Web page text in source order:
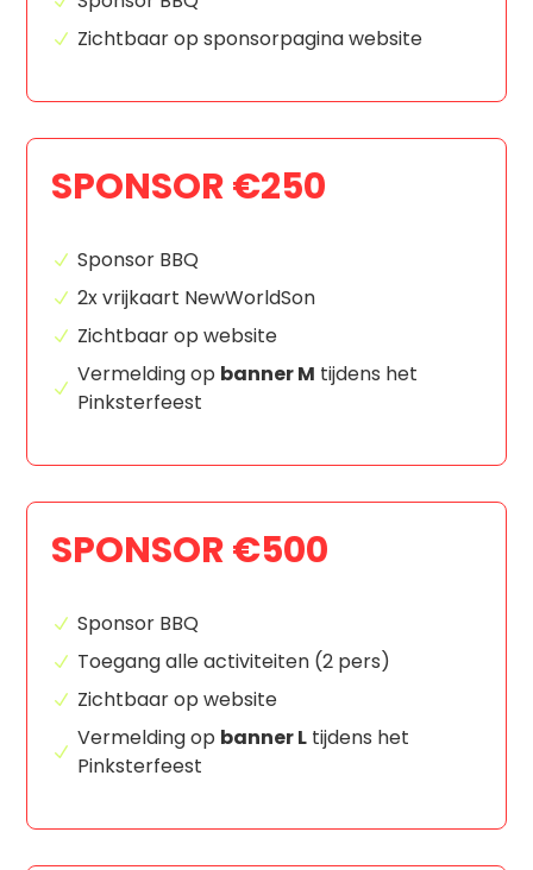
Zichtbaar op sponsorpagina website
SPONSOR €250
Sponsor BBQ
2x vrijkaart NewWorldSon
Zichtbaar op website
Vermelding op banner M tijdens het
Pinksterfeest
SPONSOR €500
Sponsor BBQ
Toegang alle activiteiten (2 pers)
Zichtbaar op website
Vermelding op banner L tijdens het
Pinksterfeest